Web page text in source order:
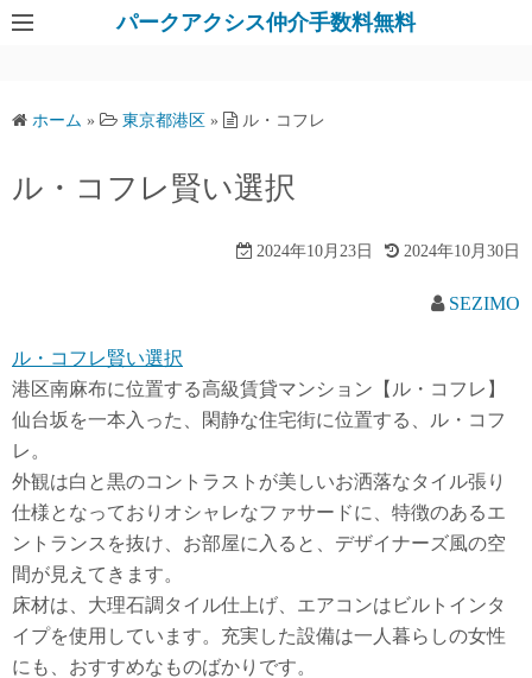
パークアクシス仲介手数料無料
ホーム » 東京都港区 » ル・コフレ
ル・コフレ賢い選択
2024年10月23日 2024年10月30日
SEZIMO
ル・コフレ賢い選択
港区南麻布に位置する高級賃貸マンション【ル・コフレ】
仙台坂を一本入った、閑静な住宅街に位置する、ル・コフ
レ。
外観は白と黒のコントラストが美しいお洒落なタイル張り
仕様となっておりオシャレなファサードに、特徴のあるエ
ントランスを抜け、お部屋に入ると、デザイナーズ風の空
間が見えてきます。
床材は、大理石調タイル仕上げ、エアコンはビルトインタ
イプを使用しています。充実した設備は一人暮らしの女性
にも、おすすめなものばかりです。